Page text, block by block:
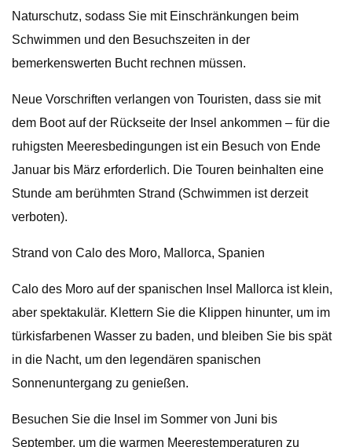
Naturschutz, sodass Sie mit Einschränkungen beim
Schwimmen und den Besuchszeiten in der
bemerkenswerten Bucht rechnen müssen.
Neue Vorschriften verlangen von Touristen, dass sie mit
dem Boot auf der Rückseite der Insel ankommen – für die
ruhigsten Meeresbedingungen ist ein Besuch von Ende
Januar bis März erforderlich. Die Touren beinhalten eine
Stunde am berühmten Strand (Schwimmen ist derzeit
verboten).
Strand von Calo des Moro, Mallorca, Spanien
Calo des Moro auf der spanischen Insel Mallorca ist klein,
aber spektakulär. Klettern Sie die Klippen hinunter, um im
türkisfarbenen Wasser zu baden, und bleiben Sie bis spät
in die Nacht, um den legendären spanischen
Sonnenuntergang zu genießen.
Besuchen Sie die Insel im Sommer von Juni bis
September, um die warmen Meerestemperaturen zu